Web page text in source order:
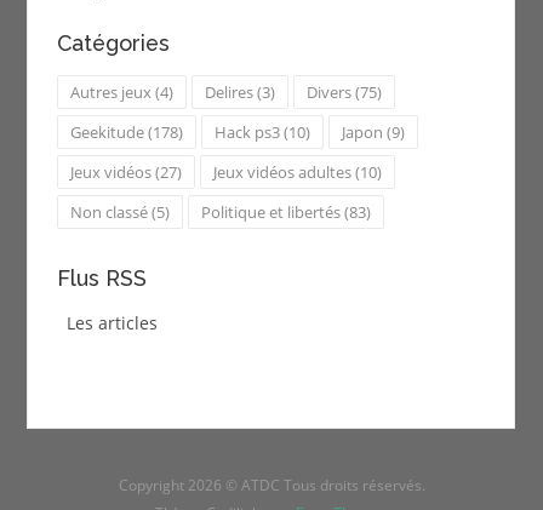
Catégories
Autres jeux(4) Delires(3) Divers(75)
Geekitude(178) Hack ps3(10) Japon (9)
Jeux vidéos(27) Jeux vidéos adultes(10)
Non classé(5) Politique et libertés(83)
Flus RSS
Les articles
Copyright 2026 © ATDC Tous droits réservés.